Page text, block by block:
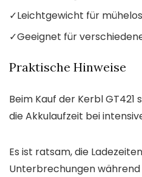
✓Leichtgewicht für
✓Geeignet für
Praktische Hinweise
Beim Kauf der Kerbl
die Akkulaufzeit bei
Es ist ratsam, die
Unterbrechungen während